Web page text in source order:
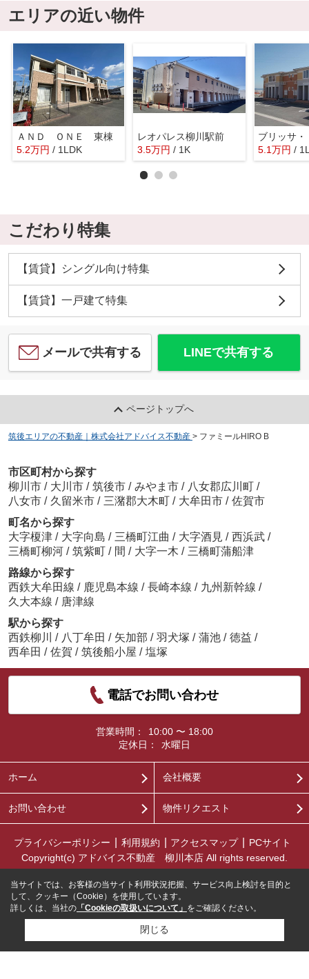
エリアの近い物件
ＡＮＤ ＯＮＥ 東棟
5.2万円 / 1LDK
レオパレス柳川駅前
3.5万円 / 1K
ブリッサ・
5.1万円 /
こだわり特集
【賃貸】シングル向け特集
【賃貸】一戸建て特集
メールで共有する LINEで共有する
ページトップへ
筑後エリアの不動産｜株式会社アドバイス不動産 > ファミールHIRO B
市区町村から探す
柳川市 / 大川市 / 筑後市 / みやま市 / 八女郡広川町 /
八女市 / 久留米市 / 三潴郡大木町 / 大牟田市 / 佐賀市
町名から探す
大字榎津 / 大字向島 / 三橋町江曲 / 大字酒見 / 西浜武 /
三橋町柳河 / 筑紫町 / 間 / 大字一木 / 三橋町蒲船津
路線から探す
西鉄大牟田線 / 鹿児島本線 / 長崎本線 / 九州新幹線 /
久大本線 / 唐津線
駅から探す
西鉄柳川
/ 八丁牟田 / 矢加部 / 羽犬塚 / 蒲池 / 徳益 /
西牟田 / 佐賀 / 筑後船小屋 / 塩塚
電話でお問い合わせ
営業時間：
10:00 〜 18:00
定休日：
水曜日
ホーム 会社概要
お問い合わせ 物件リクエスト
プライバシーポリシー 利用規約 アクセスマップ
PCサイト
Copyright(c) アドバイス不動産 柳川本店 All rights reserved.
当サイトでは、お客様の当サイト利用状況把握、サービス向上検討を目的と
して、クッキー（Cookie）を使用しています。
詳しくは、当社の 「Cookieの取扱いについて」 をご確認ください。
閉じる